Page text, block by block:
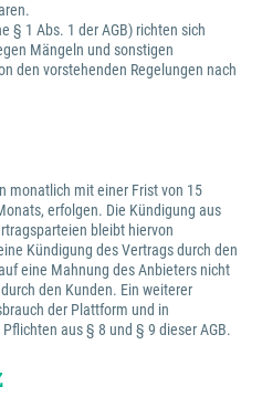
§ 1 Abs. 1 der AGB) richten sich
Mängeln und sonstigen
den vorstehenden Regelungen nach
monatlich mit einer Frist von 15
erfolgen. Die Kündigung aus
bleibt hiervon
Kündigung des Vertrags durch den
eine Mahnung des Anbieters nicht
den Kunden. Ein weiterer
der Plattform und in
aus § 8 und § 9 dieser AGB.